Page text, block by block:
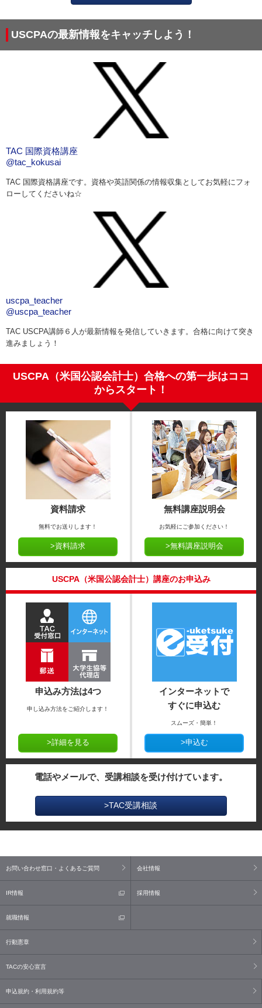
USCPAの最新情報をキャッチしよう！
TAC 国際資格講座
@tac_kokusai
TAC 国際資格講座です。資格や英語関係の情報収集としてお気軽にフォ
ローしてくださいね☆
uscpa_teacher
@uscpa_teacher
TAC USCPA講師６人が最新情報を発信していきます。合格に向けて突き
進みましょう！
USCPA（米国公認会計士）合格への第一歩はココ
からスタート！
資料請求
無料でお送りします！
>資料請求
無料講座説明会
お気軽にご参加ください！
>無料講座説明会
USCPA（米国公認会計士）講座のお申込み
申込み方法は4つ
申し込み方法をご紹介します！
>詳細を見る
インターネットで
すぐに申込む
スムーズ・簡単！
>申込む
電話やメールで、受講相談を受け付けています。
>TAC受講相談
お問い合わせ窓口・よくあるご質問 会社情報
IR情報 採用情報
就職情報
行動憲章
TACの安心宣言
申込規約・利用規約等